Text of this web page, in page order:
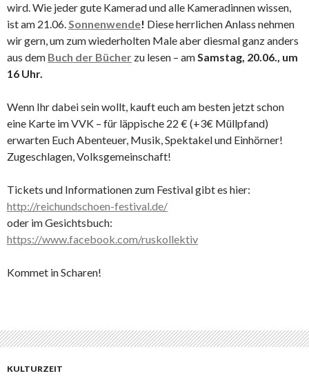
wird. Wie jeder gute Kamerad und alle Kameradinnen wissen,
ist am 21.06.Sonnenwende! Diese herrlichen Anlass nehmen
wir gern, um zum wiederholten Male aber diesmal ganz anders
aus dem Buch der Bücher zu lesen – amSamstag, 20.06., um
16 Uhr.
Wenn Ihr dabei sein wollt, kauft euch am besten jetzt schon
eine Karte im VVK – für läppische 22 € (+3€ Müllpfand)
erwarten Euch Abenteuer, Musik, Spektakel und Einhörner!
Zugeschlagen, Volksgemeinschaft!
Tickets und Informationen zum Festival gibt es hier:
http://reichundschoen-festival.de/
oder im Gesichtsbuch:
https://www.facebook.com/ruskollektiv
Kommet in Scharen!
KULTURZEIT